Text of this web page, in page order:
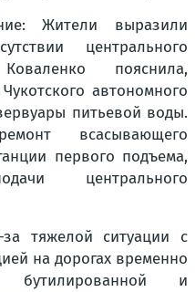
Жители выразили
центрального
пояснила,
автономного
питьевой воды.
всасывающего
первого подъема,
центрального
тяжелой ситуации с
на дорогах временно
бутилированной и